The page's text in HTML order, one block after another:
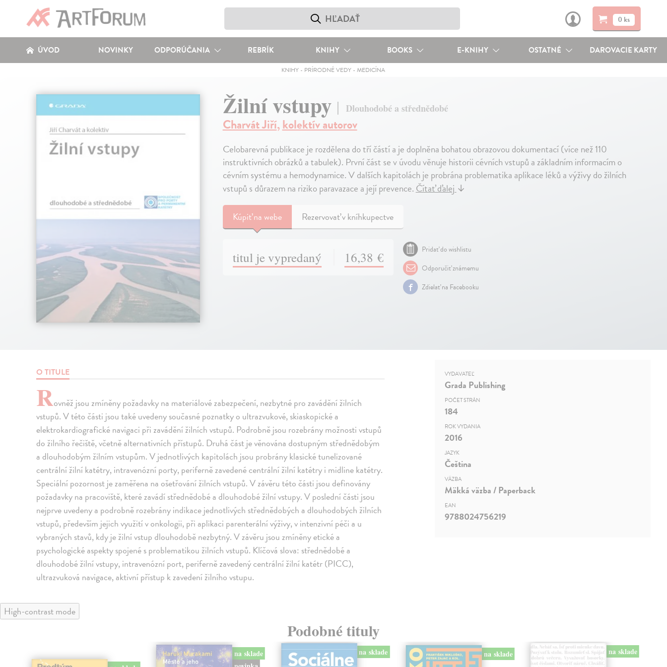
0 ks
ÚVOD NOVINKY ODPORÚČANIA REBRÍK KNIHY BOOKS E-KNIHY OSTATNÉ DAROVACIE KARTY
KNIHY - PRÍRODNÉ VEDY -MEDICÍNA
Žilní vstupy Dlouhodobé a střednědobé
Charvát Jiří,kolektív autorov
Celobarevná publikace je rozdělena do tří částí a je doplněna bohatou obrazovou dokumentací (více než 110
instruktivních obrázků a tabulek). První část se v úvodu věnuje historii cévních vstupů a základním informacím o
cévním systému a hemodynamice. V dalších kapitolách je probrána problematika aplikace léků a výživy do žilních
vstupů s důrazem na riziko paravazace a její prevence.Čítať ďalej↓
Kúpiťna webe Rezervovať v kníhkupectve
titul je vypredaný 16,38 €
Pridať do wishlistu
Odporučiť známemu
Zdielať na Facebooku
O TITULE
Rovněž jsou zmíněny požadavky na materiálové zabezpečení, nezbytné pro zavádění žilních
vstupů. V této části jsou také uvedeny současné poznatky o ultrazvukové, skiaskopické a
elektrokardiografické navigaci při zavádění žilních vstupů. Podrobně jsou rozebrány možnosti vstupů
do žilního řečiště, včetně alternativních přístupů. Druhá část je věnována dostupným střednědobým
a dlouhodobým žilním vstupům. V jednotlivých kapitolách jsou probrány klasické tunelizované
centrální žilní katétry, intravenózní porty, periferně zavedené centrální žilní katétry i midline katétry.
Speciální pozornost je zaměřena na ošetřování žilních vstupů. V závěru této části jsou definovány
požadavky na pracoviště, které zavádí střednědobé a dlouhodobé žilní vstupy. V poslední části jsou
nejprve uvedeny a podrobně rozebrány indikace jednotlivých střednědobých a dlouhodobých žilních
vstupů, především jejich využití v onkologii, při aplikaci parenterální výživy, v intenzivní péči a u
vybraných stavů, kdy je žilní vstup dlouhodobě nezbytný. V závěru jsou zmíněny etické a
psychologické aspekty spojené s problematikou žilních vstupů. Klíčová slova: střednědobé a
dlouhodobé žilní vstupy, intravenózní port, periferně zavedený centrální žilní katétr (PICC),
ultrazvuková navigace, aktivní přístup k zavedení žilního vstupu.
VYDAVATEĽ
Grada Publishing
POČET STRÁN
184
ROK VYDANIA
2016
JAZYK
Čeština
VÄZBA
Mäkká väzba / Paperback
EAN
9788024756219
High-contrast mode
Podobné tituly
na sklade
na sklade na sklade na sklade